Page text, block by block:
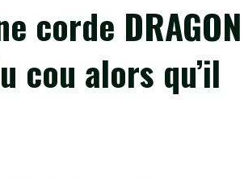
corde
cou alors qu’il